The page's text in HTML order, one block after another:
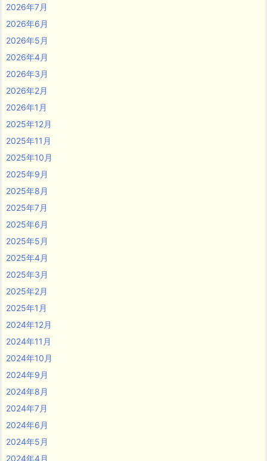
2026年7月
2026年6月
2026年5月
2026年4月
2026年3月
2026年2月
2026年1月
2025年12月
2025年11月
2025年10月
2025年9月
2025年8月
2025年7月
2025年6月
2025年5月
2025年4月
2025年3月
2025年2月
2025年1月
2024年12月
2024年11月
2024年10月
2024年9月
2024年8月
2024年7月
2024年6月
2024年5月
2024年4月